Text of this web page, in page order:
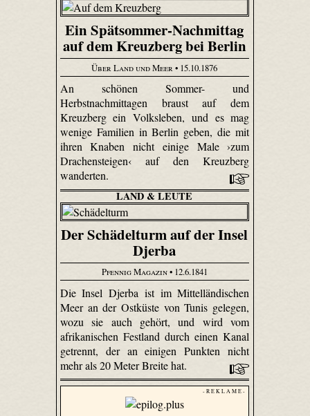
Ein Spätsommer-Nachmittag
auf dem Kreuzberg bei Berlin
Über Land und Meer• 15.10.1876
An schönen Sommer- und
Herbstnachmittagen braust auf dem
Kreuzberg ein Volksleben, und es mag
wenige Familien in Berlin geben, die mit
ihren Knaben nicht einige Male ›zum
Drachensteigen‹ auf den Kreuzberg
wanderten.
LAND & LEUTE
Der Schädelturm auf der Insel
Djerba
Pfennig Magazin• 12.6.1841
Die Insel Djerba ist im Mittelländischen
Meer an der Ostküste von Tunis gelegen,
wozu sie auch gehört, und wird vom
afrikanischen Festland durch einen Kanal
getrennt, der an einigen Punkten nicht
mehr als 20 Meter Breite hat.
- R E K L A M E -